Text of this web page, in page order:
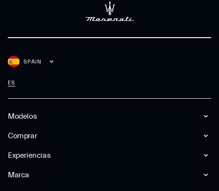
Modelos
Comprar
Experiencias
Marca
SPAIN
ES